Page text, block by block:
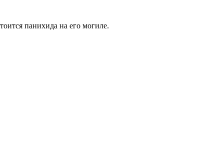
панихида на его могиле.